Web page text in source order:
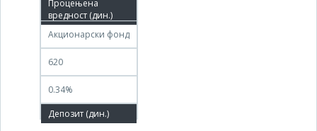
11.06.2026
Акционарски фонд
620
0.34%